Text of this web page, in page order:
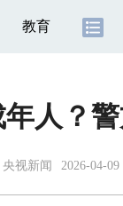
教育
人？
央视新闻 2026-04-09